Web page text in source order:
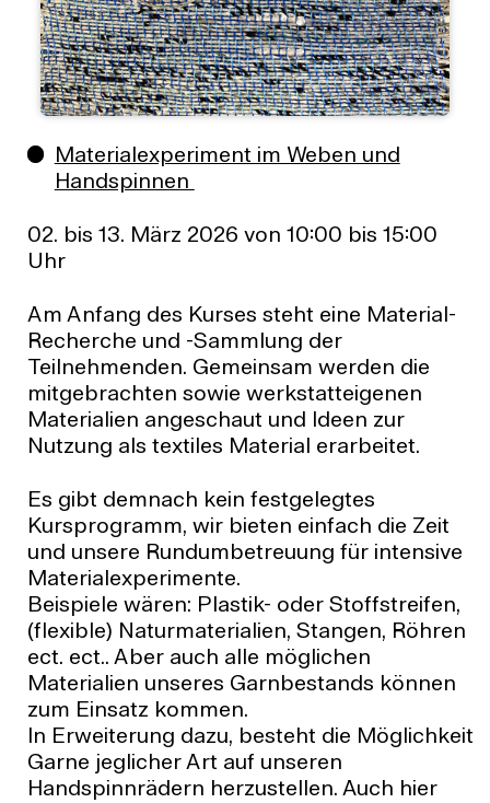
Materialexperiment im Weben und
Handspinnen
02. bis 13. März 2026 von 10:00 bis 15:00
Uhr
Am Anfang des Kurses steht eine Material-
Recherche und -Sammlung der
Teilnehmenden. Gemeinsam werden die
mitgebrachten sowie werkstatteigenen
Materialien angeschaut und Ideen zur
Nutzung als textiles Material erarbeitet.
Es gibt demnach kein festgelegtes
Kursprogramm, wir bieten einfach die Zeit
und unsere Rundumbetreuung für intensive
Materialexperimente.
Beispiele wären: Plastik- oder Stoffstreifen,
(flexible) Naturmaterialien, Stangen, Röhren
ect. ect.. Aber auch alle möglichen
Materialien unseres Garnbestands können
zum Einsatz kommen.
In Erweiterung dazu, besteht die Möglichkeit
Garne jeglicher Art auf unseren
Handspinnrädern herzustellen. Auch hier